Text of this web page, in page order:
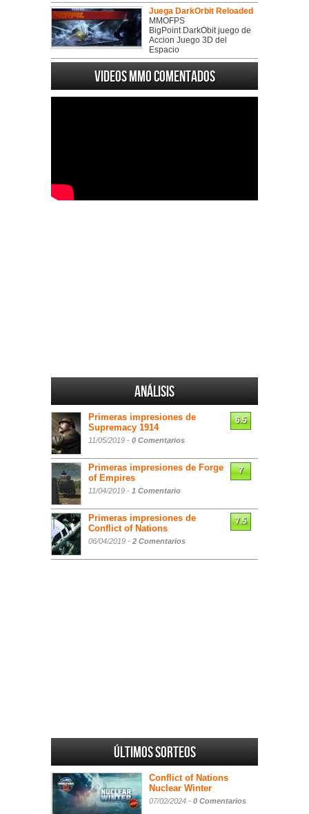
Juega DarkOrbit Reloaded
MMOFPS
BigPoint DarkObit juego de
Accion Juego 3D del
Espacio
Videos MMO Comentados
Análisis
Primeras impresiones de
Supremacy 1914
11/05/2019 - 0 Comentarios
6.5
Primeras impresiones de Forge
of Empires
11/04/2019 - 1 Comentario
7
Primeras impresiones de
Conflict of Nations
06/04/2019 - 2 Comentarios
7.5
Últimos sorteos
Conflict of Nations
Nuclear Winter
07/02/2024 - 0 Comentarios